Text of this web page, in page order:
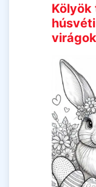
Kölyök